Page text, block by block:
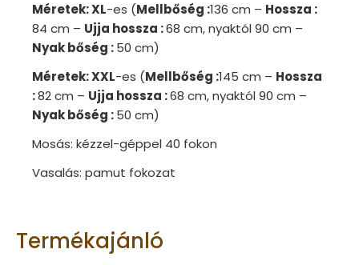
Méretek: XL-es (Mellbőség :136 cm – Hossza :
84 cm – Ujja hossza :68 cm, nyaktól 90 cm –
Nyakbőség :50 cm)
Méretek: XXL-es (Mellbőség :145 cm – Hossza
:82 cm – Ujja hossza :68 cm, nyaktól 90 cm –
Nyakbőség :50 cm)
Mosás: kézzel-géppel 40 fokon
Vasalás: pamut fokozat
Termékajánló